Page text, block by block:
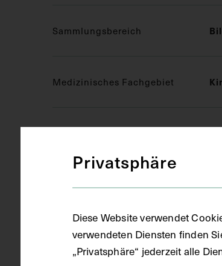
Sammlungsbereich
Medizinisches Fachgebiet
Datierung
Privatsphäre
Diese Website verwendet
verwendeten Diensten finden
„Privatsphäre“ jederzeit alle